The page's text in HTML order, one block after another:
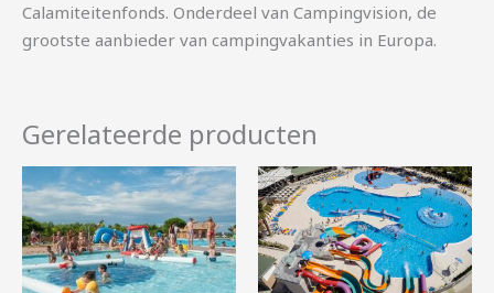
Calamiteitenfonds. Onderdeel van Campingvision, de
grootste aanbieder van campingvakanties in Europa.
Gerelateerde producten